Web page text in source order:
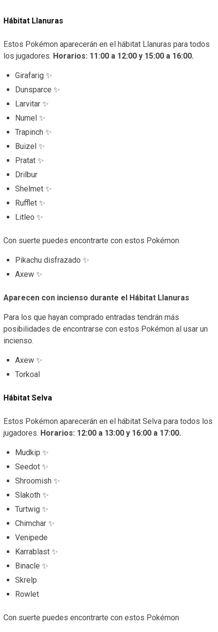
Hábitat Llanuras
Estos Pokémon aparecerán en el hábitat Llanuras para todos
los jugadores. Horarios: 11:00 a 12:00 y 15:00 a 16:00.
Girafarig ✨
Dunsparce ✨
Larvitar ✨
Numel ✨
Trapinch ✨
Buizel ✨
Pratat ✨
Drilbur
Shelmet ✨
Rufflet ✨
Litleo ✨
Con suerte puedes encontrarte con estos Pokémon
Pikachu disfrazado ✨
Axew ✨
Aparecen con incienso durante el Hábitat Llanuras
Para los que hayan comprado entradas tendrán más
posibilidades de encontrarse con estos Pokémon al usar un
incienso.
Axew ✨
Torkoal
Hábitat Selva
Estos Pokémon aparecerán en el hábitat Selva para todos los
jugadores. Horarios: 12:00 a 13:00 y 16:00 a 17:00.
Mudkip ✨
Seedot ✨
Shroomish ✨
Slakoth ✨
Turtwig ✨
Chimchar ✨
Venipede
Karrablast ✨
Binacle ✨
Skrelp
Rowlet
Con suerte puedes encontrarte con estos Pokémon